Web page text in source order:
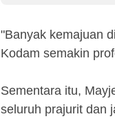
"Banyak kemajuan
Kodam semakin
Sementara itu,
seluruh prajurit dan